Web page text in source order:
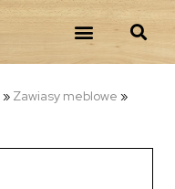
» Zawiasy meblowe »